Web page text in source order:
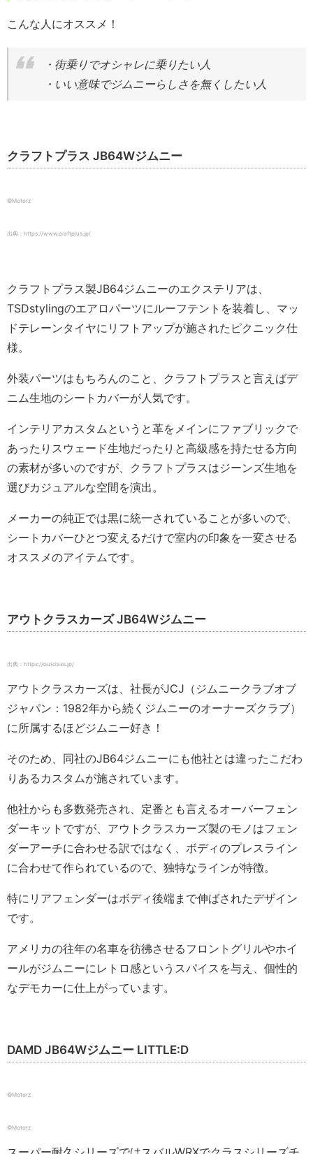
こんな人にオススメ！
・街乗りでオシャレに乗りたい人
・いい意味でジムニーらしさを無くしたい人
クラフトプラス JB64Wジムニー
©️Motorz
出典：https://www.craftplus.jp/
クラフトプラス製JB64ジムニーのエクステリアは、
TSDstylingのエアロパーツにルーフテントを装着し、マッ
ドテレーンタイヤにリフトアップが施されたピクニック仕
様。
外装パーツはもちろんのこと、クラフトプラスと言えばデ
ニム生地のシートカバーが人気です。
インテリアカスタムというと革をメインにファブリックで
あったりスウェード生地だったりと高級感を持たせる方向
の素材が多いのですが、クラフトプラスはジーンズ生地を
選びカジュアルな空間を演出。
メーカーの純正では黒に統一されていることが多いので、
シートカバーひとつ変えるだけで室内の印象を一変させる
オススメのアイテムです。
アウトクラスカーズ JB64Wジムニー
出典：https://outclass.jp/
アウトクラスカーズは、社長がJCJ（ジムニークラブオブ
ジャパン：1982年から続くジムニーのオーナーズクラブ）
に所属するほどジムニー好き！
そのため、同社のJB64ジムニーにも他社とは違ったこだわ
りあるカスタムが施されています。
他社からも多数発売され、定番とも言えるオーバーフェン
ダーキットですが、アウトクラスカーズ製のモノはフェン
ダーアーチに合わせる訳ではなく、ボディのプレスライン
に合わせて作られているので、独特なラインが特徴。
特にリアフェンダーはボディ後端まで伸ばされたデザイン
です。
アメリカの往年の名車を彷彿させるフロントグリルやホイ
ールがジムニーにレトロ感というスパイスを与え、個性的
なデモカーに仕上がっています。
DAMD JB64Wジムニー LITTLE:D
©️Motorz
©️Motorz